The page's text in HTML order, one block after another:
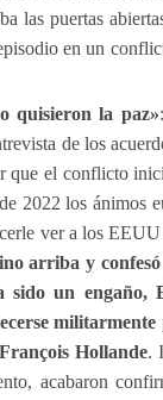
las puertas
en un
quisieron la paz»
de los
que el conflicto
2022 los ánimos
ver a los
arriba y
sido un engaño,
militarmente
François Hollande.
acabaron